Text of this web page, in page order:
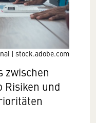
| stock.adobe.com
zwischen
Risiken und